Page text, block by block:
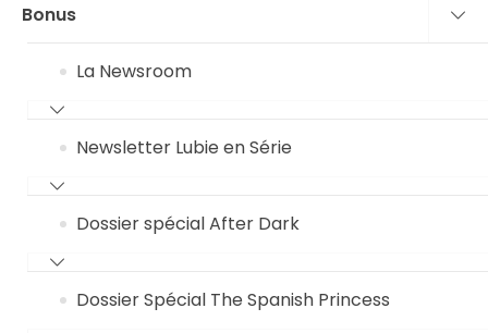
Bonus
La Newsroom
Newsletter Lubie en Série
Dossier spécial After Dark
Dossier Spécial The Spanish Princess